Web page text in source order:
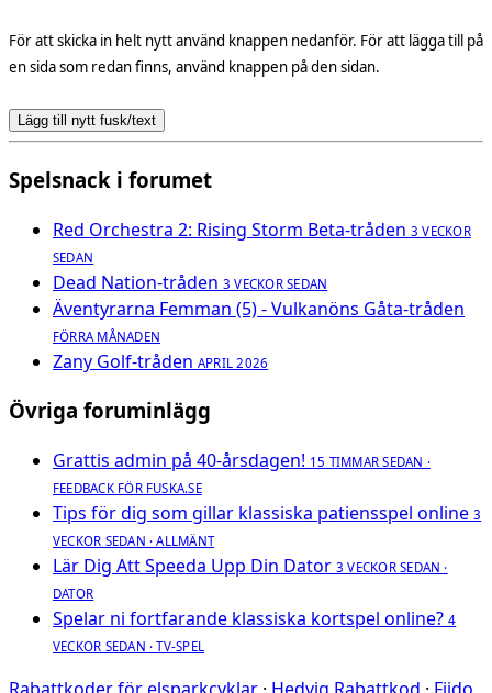
För att skicka in helt nytt använd knappen nedanför. För att lägga till på
en sida som redan finns, använd knappen på den sidan.
Lägg till nytt fusk/text
Spelsnack i forumet
Red Orchestra 2: Rising Storm Beta-tråden 3 VECKOR
SEDAN
Dead Nation-tråden 3 VECKOR SEDAN
Äventyrarna Femman (5) - Vulkanöns Gåta-tråden
FÖRRA MÅNADEN
Zany Golf-tråden APRIL 2026
Övriga foruminlägg
Grattis admin på 40-årsdagen! 15 TIMMAR SEDAN ·
FEEDBACK FÖR FUSKA.SE
Tips för dig som gillar klassiska patiensspel online 3
VECKOR SEDAN · ALLMÄNT
Lär Dig Att Speeda Upp Din Dator 3 VECKOR SEDAN ·
DATOR
Spelar ni fortfarande klassiska kortspel online? 4
VECKOR SEDAN · TV-SPEL